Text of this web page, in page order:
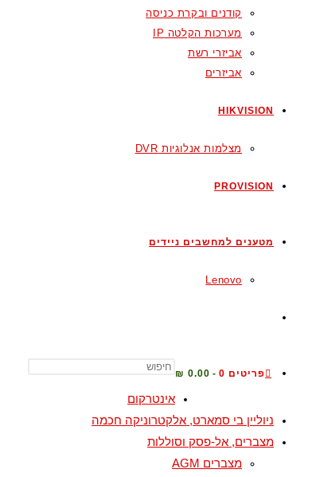
קודנים ובקרת כניסה
מערכות הקלטה IP
אביזרי רשת
אביזרים
HIKVISION
מצלמות אנלוגיות DVR
PROVISION
מטענים למחשבים ניידים
Lenovo
WEBSITE
SEARCH
פריטים 0 0.00 ₪
אינטרקום
ניוליין בי סמארט, אלקטרוניקה חכמה
מצברים, אל-פסק וסוללות
מצברים AGM